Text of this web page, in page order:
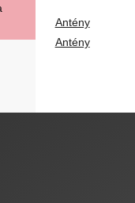
Antény
Antény